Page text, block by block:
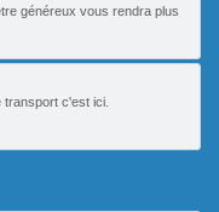
généreux vous rendra plus
c'est ici.